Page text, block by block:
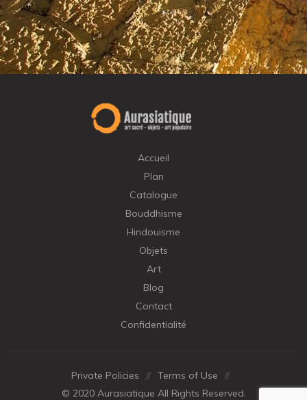
Accueil
Plan
Catalogue
Bouddhisme
Hindouisme
Objets
Art
Blog
Contact
Confidentialité
Private Policies // Terms of Use
//
© 2020 Aurasiatique All Rights Reserved.